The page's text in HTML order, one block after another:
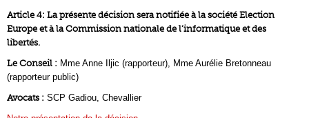
Article 4: La présente décision sera notifiée à la société Election
Europe et à la Commission nationale de l’informatique et des
libertés.
Le Conseil : Mme Anne Iljic (rapporteur), Mme Aurélie Bretonneau
(rapporteur public)
Avocats : SCP Gadiou, Chevallier